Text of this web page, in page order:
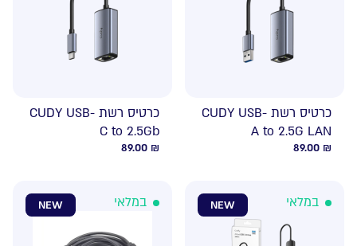
כרטיס רשת CUDY USB-
A to 2.5G LAN
89.00 ₪
כרטיס רשת CUDY USB-
C to 2.5Gb
89.00 ₪
NEW במלאי NEW במלאי